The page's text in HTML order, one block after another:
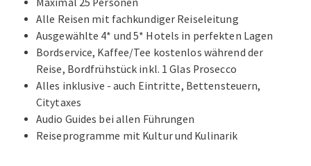
Alle Reisen mit fachkundiger Reiseleitung
Ausgewählte 4* und 5* Hotels in perfekten Lagen
Bordservice, Kaffee/Tee kostenlos während der
Reise, Bordfrühstück inkl. 1 Glas Prosecco
Alles inklusive - auch Eintritte, Bettensteuern,
Citytaxes
Audio Guides bei allen Führungen
Reiseprogramme mit Kultur und Kulinarik